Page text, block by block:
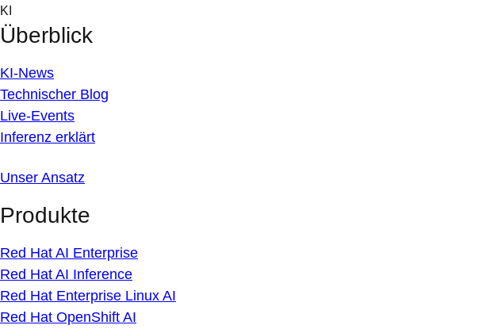
Skip
to
content
KI
Überblick
KI-News
Technischer Blog
Live-Events
Inferenz erklärt
Unser Ansatz
Produkte
Red Hat AI Enterprise
Red Hat AI Inference
Red Hat Enterprise Linux AI
Red Hat OpenShift AI